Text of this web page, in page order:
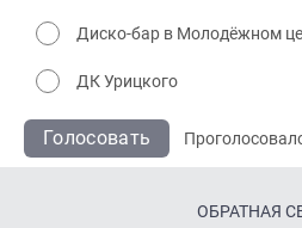
Диско-бар в Молодёжном
ДК Урицкого
Голосовать
ОБРАТНАЯ